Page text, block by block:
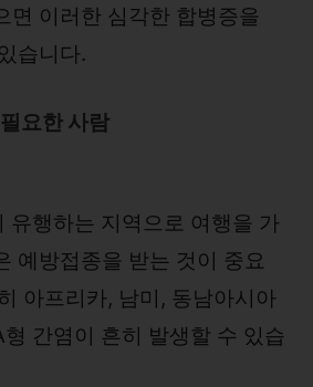
면 이러한 심각한 합병증을
습니다.
요한 사람
유행하는 지역으로 여행을 가
예방접종을 받는 것이 중요
아프리카, 남미, 동남아시아
간염이 흔히 발생할 수 있습